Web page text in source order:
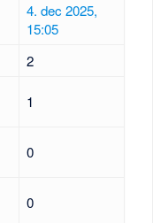
4. dec 2025,
15:05
2
1
0
0